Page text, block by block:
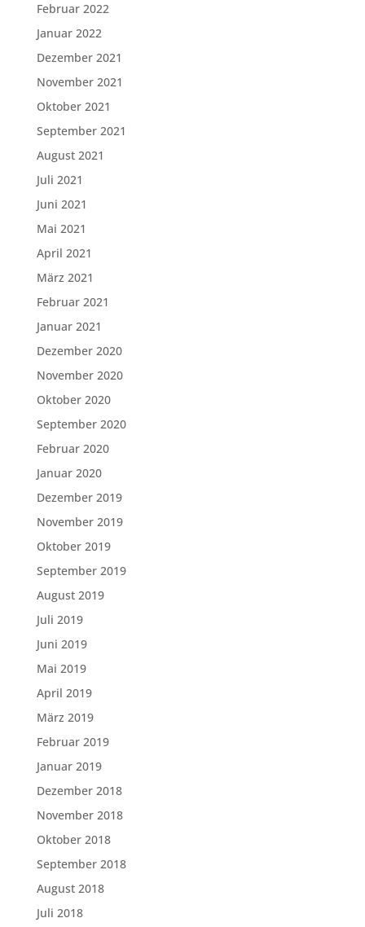
Februar 2022
Januar 2022
Dezember 2021
November 2021
Oktober 2021
September 2021
August 2021
Juli 2021
Juni 2021
Mai 2021
April 2021
März 2021
Februar 2021
Januar 2021
Dezember 2020
November 2020
Oktober 2020
September 2020
Februar 2020
Januar 2020
Dezember 2019
November 2019
Oktober 2019
September 2019
August 2019
Juli 2019
Juni 2019
Mai 2019
April 2019
März 2019
Februar 2019
Januar 2019
Dezember 2018
November 2018
Oktober 2018
September 2018
August 2018
Juli 2018